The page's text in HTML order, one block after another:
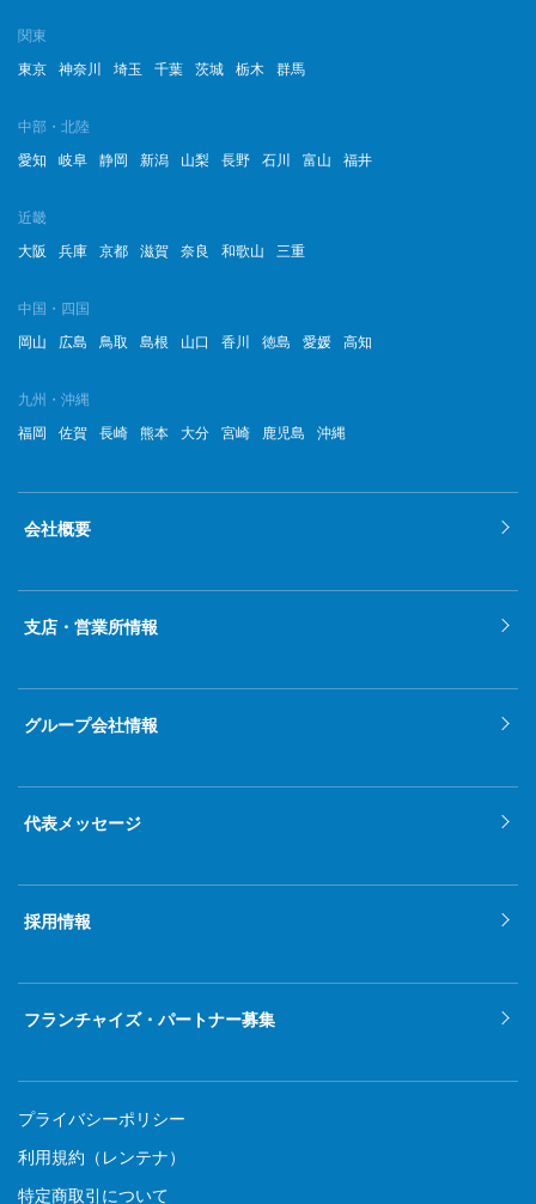
関東
東京
神奈川 埼玉 千葉 茨城 栃木 群馬
中部・北陸
愛知
岐阜 静岡 新潟 山梨 長野 石川 富山 福井
近畿
大阪
兵庫 京都 滋賀 奈良 和歌山 三重
中国・四国
岡山
広島 鳥取 島根 山口 香川 徳島 愛媛 高知
九州・沖縄
福岡
佐賀 長崎 熊本 大分 宮崎 鹿児島 沖縄
会社概要
支店・営業所情報
グループ会社情報
代表メッセージ
採用情報
フランチャイズ・パートナー募集
プライバシーポリシー
利用規約（レンテナ）
特定商取引について